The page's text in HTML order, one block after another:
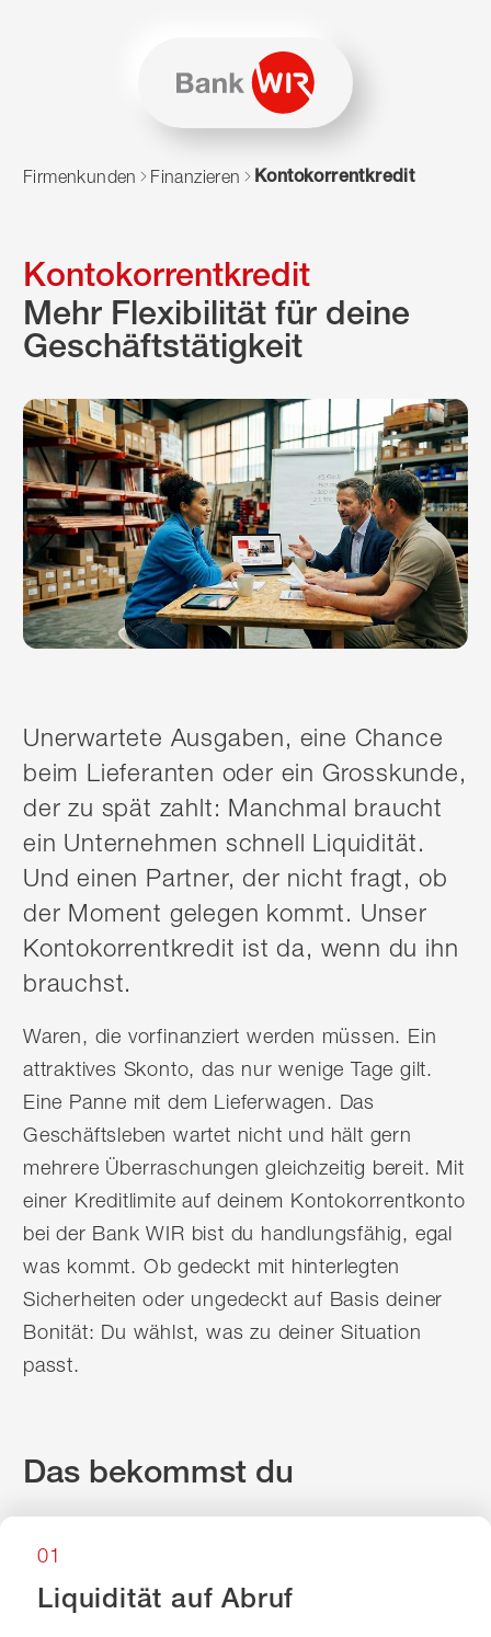
Zum Navigieren dieser Seite wird JavaScript benötigt.
Firmenkunden Finanzieren Kontokorrentkredit
Kontokorrentkredit
Mehr Flexibilität für deine
Geschäftstätigkeit
Unerwartete Ausgaben, eine Chance
beim Lieferanten oder ein Grosskunde,
der zu spät zahlt: Manchmal braucht
ein Unternehmen schnell Liquidität.
Und einen Partner, der nicht fragt, ob
der Moment gelegen kommt. Unser
Kontokorrentkredit ist da, wenn du ihn
brauchst.
Waren, die vorfinanziert werden müssen. Ein
attraktives Skonto, das nur wenige Tage gilt.
Eine Panne mit dem Lieferwagen. Das
Geschäftsleben wartet nicht und hält gern
mehrere Überraschungen gleichzeitig bereit. Mit
einer Kreditlimite auf deinem Kontokorrentkonto
bei der Bank WIR bist du handlungsfähig, egal
was kommt. Ob gedeckt mit hinterlegten
Sicherheiten oder ungedeckt auf Basis deiner
Bonität: Du wählst, was zu deiner Situation
passt.
Das bekommst du
01
Liquidität auf Abruf